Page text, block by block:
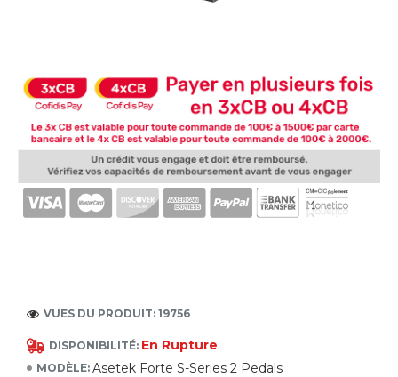
DISPONIBILITÉ: En Rupture
MODÈLE: Asetek Forte S-Series 2 Pedals
VUES DU PRODUIT: 19756